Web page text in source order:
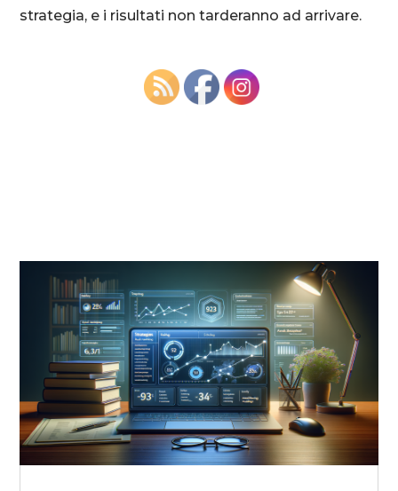
strategia, e i risultati non tarderanno ad arrivare.